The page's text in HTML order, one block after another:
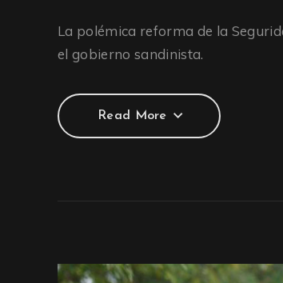
La polémica reforma de la
el gobierno sandinista.
Read More